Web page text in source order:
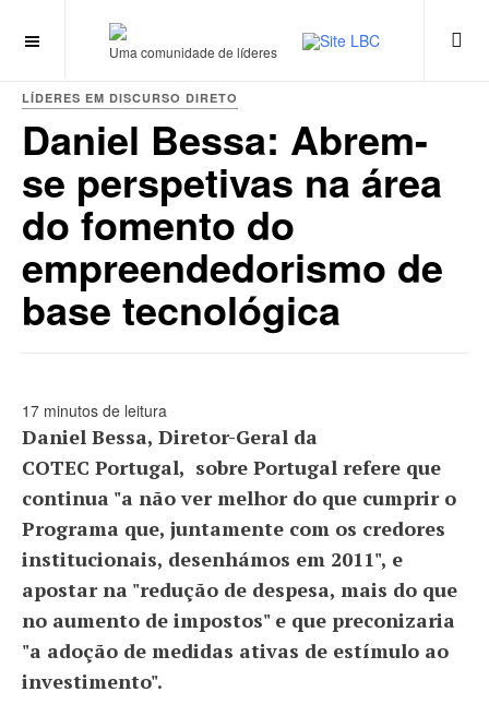
Uma comunidade de líderes
LÍDERES EM DISCURSO DIRETO
Daniel Bessa: Abrem-
se perspetivas na área
do fomento do
empreendedorismo de
base tecnológica
17 minutos de leitura
Daniel Bessa, Diretor-Geral da
COTEC Portugal, sobre Portugal refere que
continua "a não ver melhor do que cumprir o
Programa que, juntamente com os credores
institucionais, desenhámos em 2011", e
apostar na "redução de despesa, mais do que
no aumento de impostos" e que preconizaria
"a adoção de medidas ativas de estímulo ao
investimento".